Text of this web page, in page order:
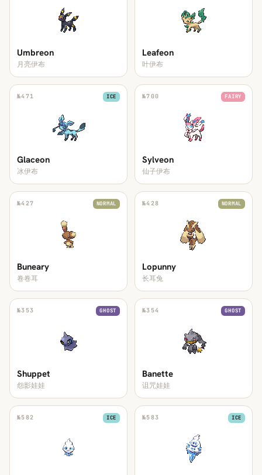
Umbreon
月亮伊布
Leafeon
叶伊布
№471 ICE
Glaceon
冰伊布
№700 FAIRY
Sylveon
仙子伊布
№427 NORMAL
Buneary
卷卷耳
№428 NORMAL
Lopunny
长耳兔
№353 GHOST
Shuppet
怨影娃娃
№354 GHOST
Banette
诅咒娃娃
№582 ICE №583 ICE